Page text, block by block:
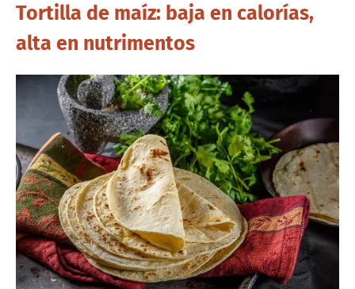
Tortilla de maíz: baja en calorías,
alta en nutrimentos